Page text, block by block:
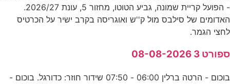
- הפועל קריית שמונה, גביע הטוטו, מחזור 5, עונת 2026/27.
האדומים של סילבס מול ק''ש ואוגריסה בקרב ישיר על הכרטיס
לחצי הגמר.
ספורט 3 08-08-2026
בוכום - הרטה ברלין 06:00 - 07:50 שידור חוזר: כדורגל. בוכום -